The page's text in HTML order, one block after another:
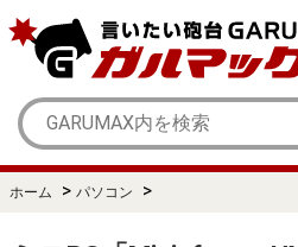
ホーム > パソコン >